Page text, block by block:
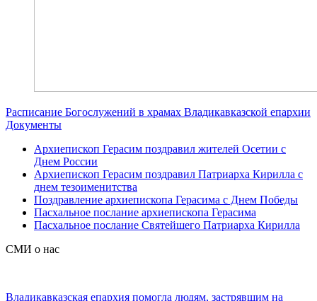
Расписание Богослужений в храмах Владикавказской епархии
Документы
Архиепископ Герасим поздравил жителей Осетии с
Днем России
Архиепископ Герасим поздравил Патриарха Кирилла с
днем тезоименитства
Поздравление архиепископа Герасима с Днем Победы
Пасхальное послание архиепископа Герасима
Пасхальное послание Святейшего Патриарха Кирилла
СМИ о нас
Владикавказская епархия помогла людям, застрявшим на